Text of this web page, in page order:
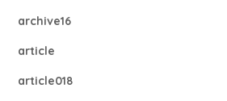
archive16
article
article018